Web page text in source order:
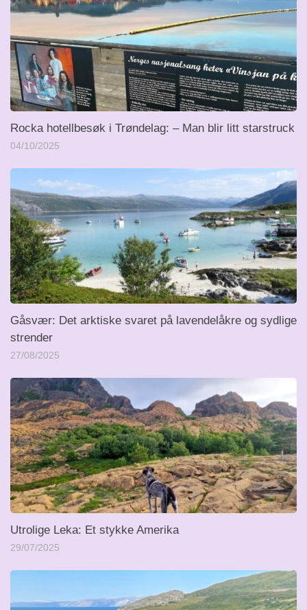
Rocka hotellbesøk i Trøndelag: – Man blir litt starstruck
04/10/2025
Gåsvær: Det arktiske svaret på lavendelåkre og sydlige
strender
27/08/2025
Utrolige Leka: Et stykke Amerika
29/07/2025